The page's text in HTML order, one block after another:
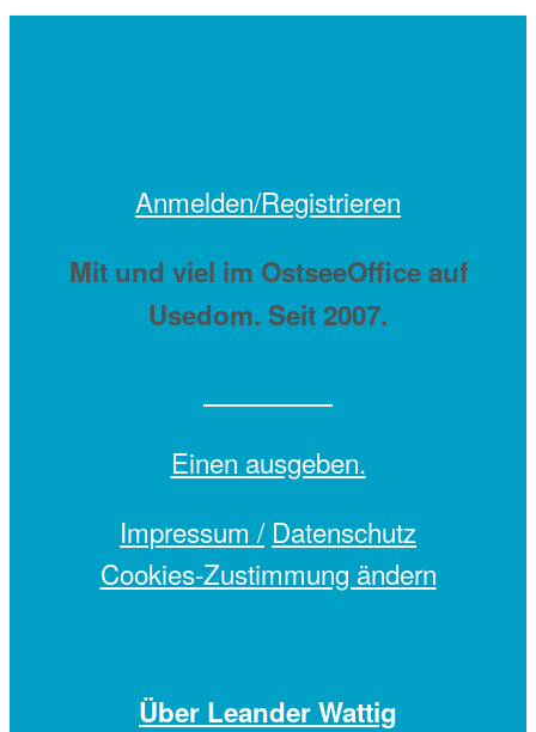
Anmelden/Registrieren
Mit und viel im OstseeOffice auf
Usedom. Seit 2007.
Einen ausgeben.
Impressum / Datenschutz
Cookies-Zustimmung ändern
Über Leander Wattig